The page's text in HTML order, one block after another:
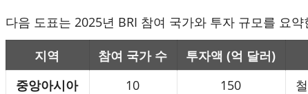
다음 도표는 2025년 BRI 참여 국가와 투자 규모를 요
지역 참여 국가 수 투자액 (억 달러)
중앙아시아
10 150